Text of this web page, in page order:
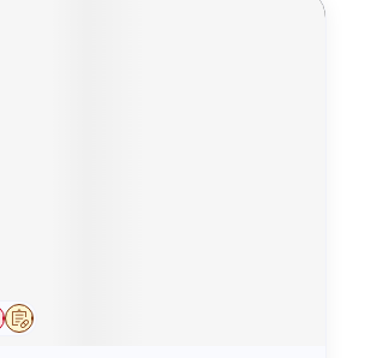
Op voorschrift
Geneesmiddel